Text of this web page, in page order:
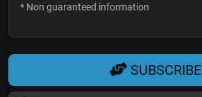
* Non guaranteed information
SUBSCRIBE